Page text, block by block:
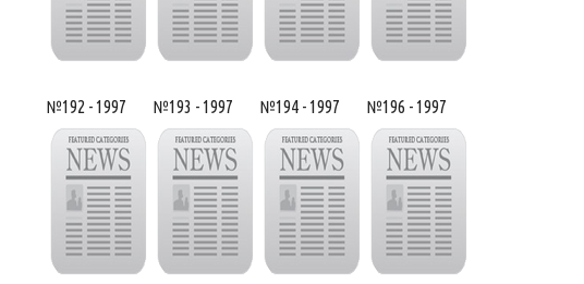
№192 - 1997 №193 - 1997 №194 - 1997 №196 - 1997